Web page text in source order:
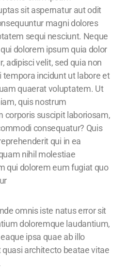
sit aspernatur aut odit
magni dolores
sequi nesciunt. Neque
dolorem ipsum quia dolor
adipisci velit, sed quia non
incidunt ut labore et
quaerat voluptatem. Ut
quis nostrum
corporis suscipit laboriosam,
consequatur? Quis
qui in ea
nihil molestiae
qui dolorem eum fugiat quo
omnis iste natus error sit
doloremque laudantium,
ipsa quae ab illo
architecto beatae vitae